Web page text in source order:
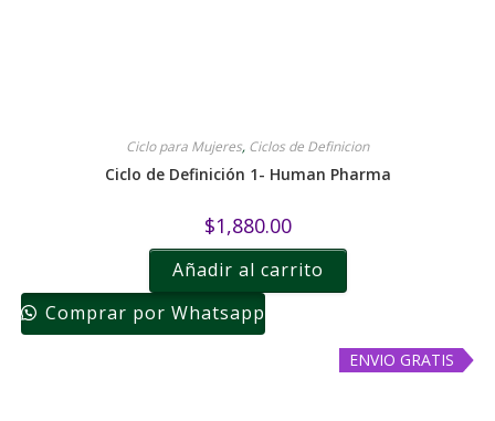
Ciclo para Mujeres, Ciclos de Definicion
Ciclo de Definición 1- Human Pharma
$1,880.00
Añadir al carrito
Comprar por Whatsapp
ENVIO GRATIS